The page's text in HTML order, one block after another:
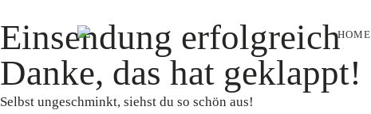
HOME
Einsendung erfolgreich
Danke, das hat geklappt!
Selbst ungeschminkt, siehst du so schön aus!